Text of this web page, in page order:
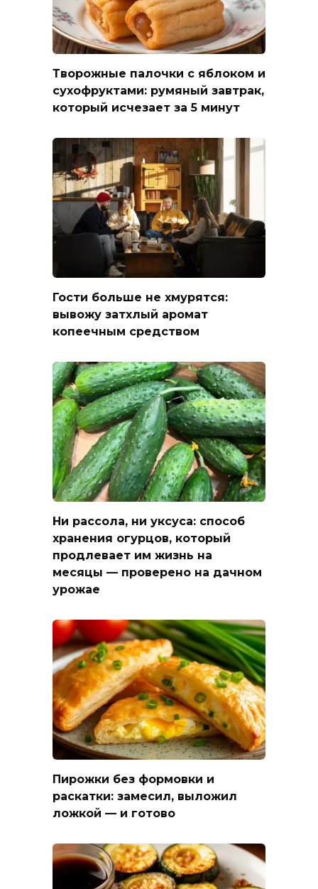
Творожные палочки с яблоком и
сухофруктами: румяный завтрак,
который исчезает за 5 минут
Гости больше не хмурятся:
вывожу затхлый аромат
копеечным средством
Ни рассола, ни уксуса: способ
хранения огурцов, который
продлевает им жизнь на
месяцы — проверено на дачном
урожае
Пирожки без формовки и
раскатки: замесил, выложил
ложкой — и готово